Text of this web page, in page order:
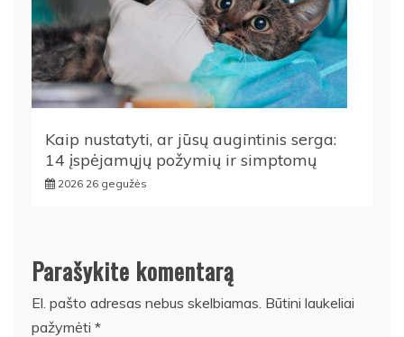
Kaip nustatyti, ar jūsų augintinis serga:
14 įspėjamųjų požymių ir simptomų
2026 26 gegužės
Parašykite komentarą
El. pašto adresas nebus skelbiamas. Būtini laukeliai
pažymėti *